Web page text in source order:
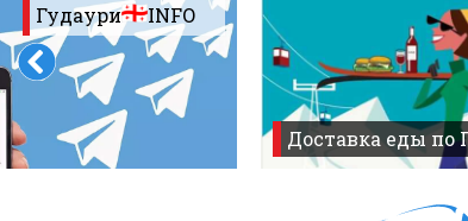
Гудаури
INFO
Доставка еды по